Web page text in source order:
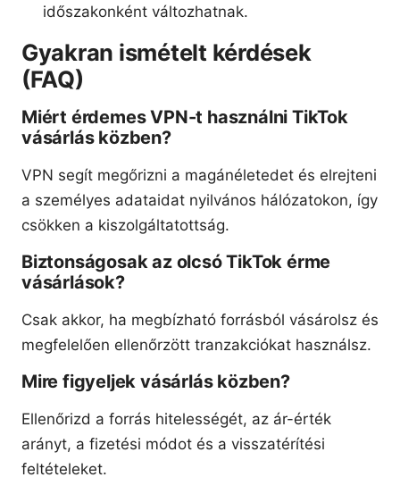
időszakonként változhatnak.
Gyakran ismételt kérdések
(FAQ)
Miért érdemes VPN-t használni TikTok
vásárlás közben?
VPN segít megőrizni a magánéletedet és elrejteni
a személyes adataidat nyilvános hálózatokon, így
csökken a kiszolgáltatottság.
Biztonságosak az olcsó TikTok érme
vásárlások?
Csak akkor, ha megbízható forrásból vásárolsz és
megfelelően ellenőrzött tranzakciókat használsz.
Mire figyeljek vásárlás közben?
Ellenőrizd a forrás hitelességét, az ár-érték
arányt, a fizetési módot és a visszatérítési
feltételeket.